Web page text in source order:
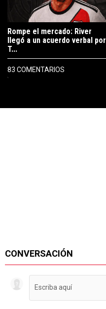
Rompe el mercado: River
llegó a un acuerdo verbal por
T...
83 COMENTARIOS
CONVERSACIÓN